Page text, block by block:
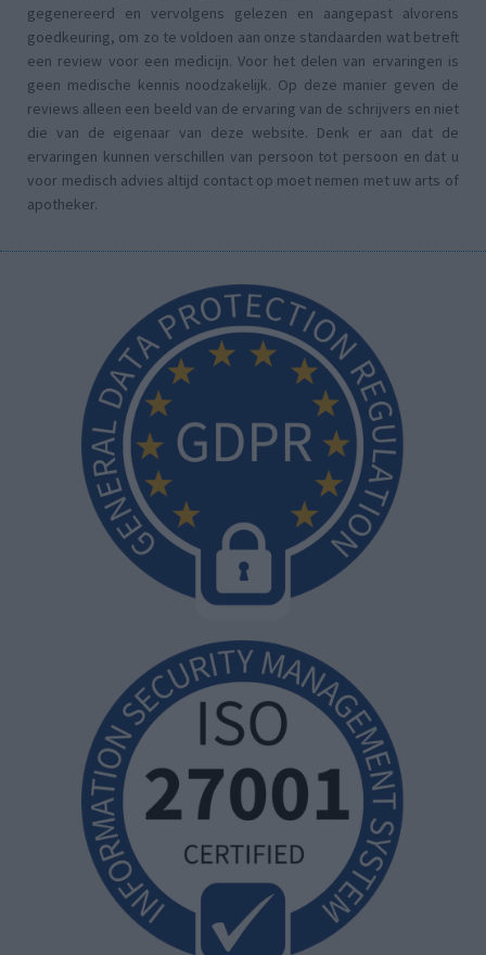
gegenereerd en vervolgens gelezen en aangepast alvorens
goedkeuring, om zo te voldoen aan onze standaarden wat betreft
een review voor een medicijn. Voor het delen van ervaringen is
geen medische kennis noodzakelijk. Op deze manier geven de
reviews alleen een beeld van de ervaring van de schrijvers en niet
die van de eigenaar van deze website. Denk er aan dat de
ervaringen kunnen verschillen van persoon tot persoon en dat u
voor medisch advies altijd contact op moet nemen met uw arts of
apotheker.